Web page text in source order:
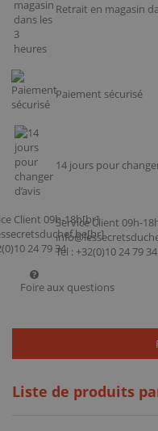
Retrait en magasin
Paiement sécurisé
14 jours pour
Service Client 09h-
Tel : +32(0)10 24 79 34
Foire aux questions
Liste de produits